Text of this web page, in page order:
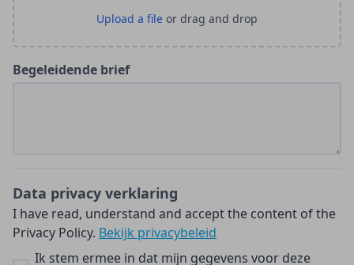
Begeleidende brief
Data privacy verklaring
I have read, understand and accept the content of the
Privacy Policy. Bekijk privacybeleid
Ik stem ermee in dat mijn gegevens voor deze